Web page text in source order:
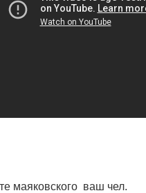
маяковского ваш чел.